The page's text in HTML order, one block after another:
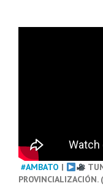
#AMBATO |